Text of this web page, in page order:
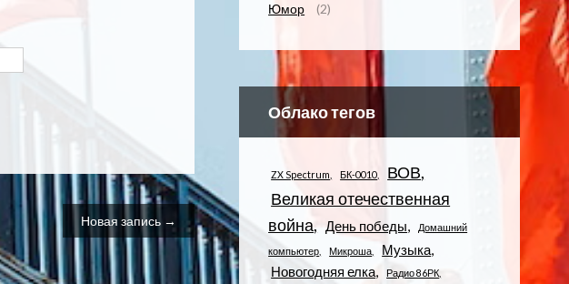
Новая запись →
Юмор
(2)
Облако тегов
ZX Spectrum БК-0010
ВОВ
Великая отечественная
война
День победы
Домашний
компьютер
Микроша
Музыка
Новогодняя елка
Радио 86РК